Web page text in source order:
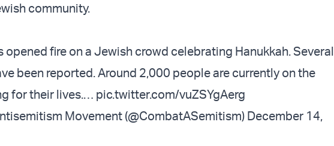
community.
opened fire on a Jewish crowd celebrating Hanukkah. Several
been reported. Around 2,000 people are currently on the
for their lives.… pic.twitter.com/vuZSYgAerg
Movement (@CombatASemitism) December 14,